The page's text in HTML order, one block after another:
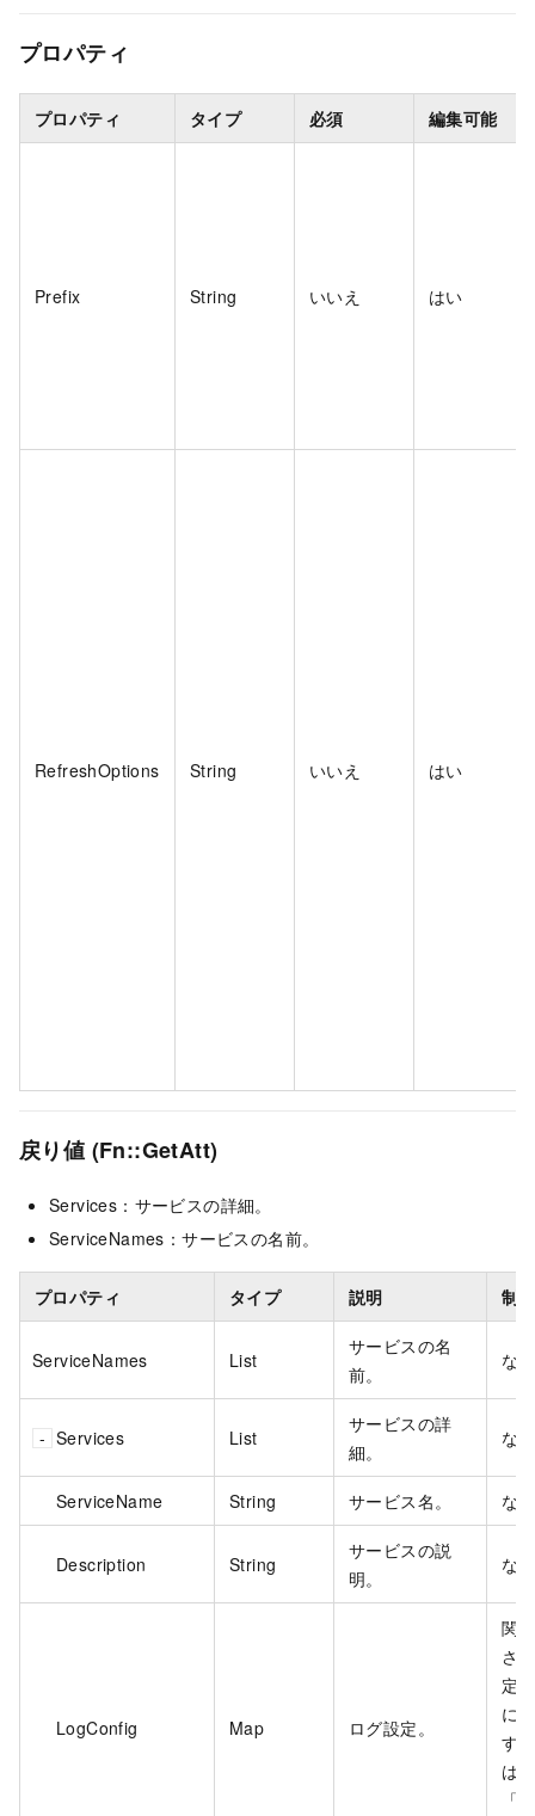
プロパティ
プロパティ タイプ 必須 編集可能
Prefix String いいえ はい
RefreshOptions String いいえ はい
戻り値 (Fn::GetAtt)
Services：サービスの詳細。
ServiceNames：サービスの名前。
プロパティ タイプ 説明 制約
ServiceNames List
サービスの名
前。
な
Services List
サービスの詳
細。
な
ServiceName String サービス名。 な
Description String
サービスの説
明。
な
LogConfig Map ログ設定。
関
さ
定
に
す
は、
「